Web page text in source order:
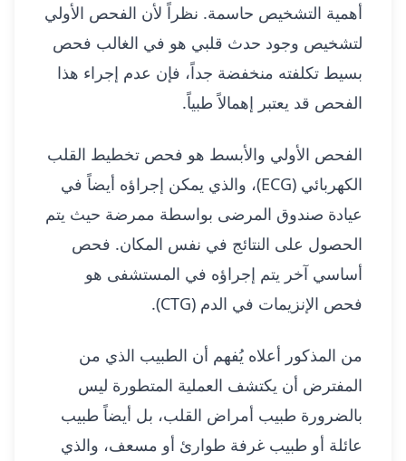
أهمية التشخيص حاسمة. نظراً لأن الفحص الأولي
لتشخيص وجود حدث قلبي هو في الغالب فحص
بسيط تكلفته منخفضة جداً، فإن عدم إجراء هذا
الفحص قد يعتبر إهمالاً طبياً.
الفحص الأولي والأبسط هو فحص تخطيط القلب
الكهربائي (ECG)، والذي يمكن إجراؤه أيضاً في
عيادة صندوق المرضى بواسطة ممرضة حيث يتم
الحصول على النتائج في نفس المكان. فحص
أساسي آخر يتم إجراؤه في المستشفى هو
فحص الإنزيمات في الدم (CTG).
من المذكور أعلاه يُفهم أن الطبيب الذي من
المفترض أن يكتشف العملية المتطورة ليس
بالضرورة طبيب أمراض القلب، بل أيضاً طبيب
عائلة أو طبيب غرفة طوارئ أو مسعف، والذي